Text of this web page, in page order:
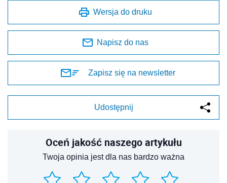
Wersja do druku
Napisz do nas
Zapisz się na newsletter
Udostępnij
Oceń jakość naszego artykułu
Twoja opinia jest dla nas bardzo ważna